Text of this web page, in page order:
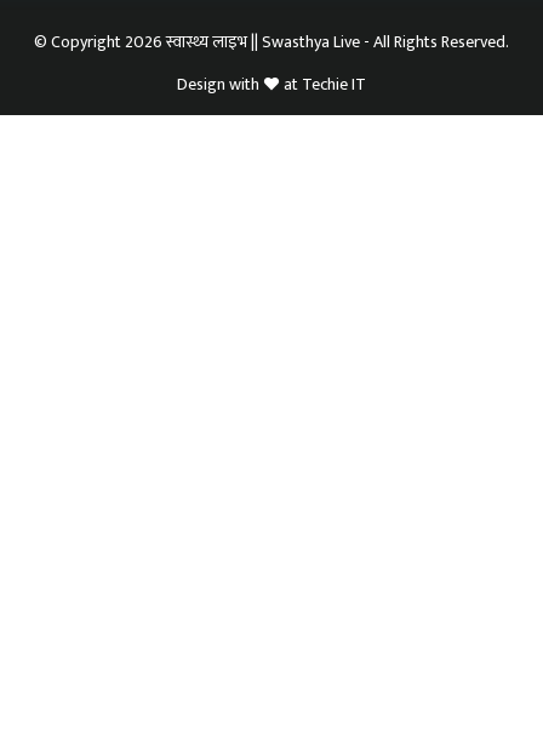
© Copyright 2026 स्वास्थ्य लाइभ || Swasthya Live - All Rights Reserved.
Design with
atTechie IT